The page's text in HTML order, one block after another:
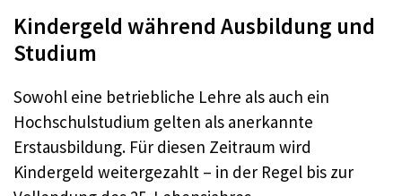
Kindergeld während Ausbildung und
Studium
Sowohl eine betriebliche Lehre als auch ein
Hochschulstudium gelten als anerkannte
Erstausbildung. Für diesen Zeitraum wird
Kindergeld weitergezahlt – in der Regel bis zur